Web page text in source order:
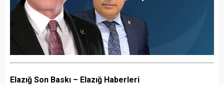
Elazığ Son Baskı – Elazığ Haberleri